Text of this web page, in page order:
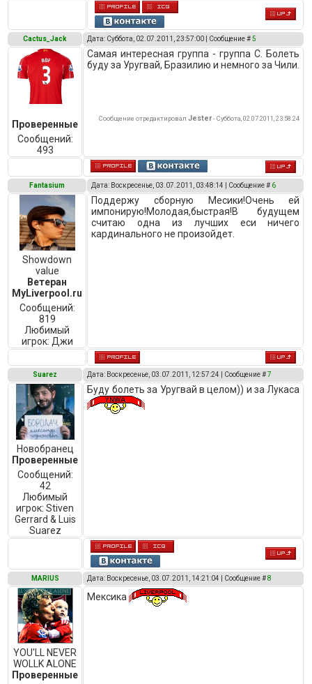
Cactus_Jack Дата: Суббота, 02.07.2011, 23:57:00 | Сообщение #5
Проверенные
Сообщений:
493
Самая интересная группа - группа C. Болеть
буду за Уругвай, Бразилию и немного за Чили.
Сообщение отредактировалJester-Суббота, 02.07.2011, 23:58:24
Fantasium Дата: Воскресенье, 03.07.2011, 03:48:14 | Сообщение # 6
Showdown
value
Ветеран
MyLiverpool.ru
Сообщений:
819
Любимый
игрок: Джи
Поддержу сборную Месики!Очень ей
импонирую!Молодая,быстрая!В будущем
считаю одна из лучших еси ничего
кардинального не произойдет.
Suarez Дата: Воскресенье, 03.07.2011, 12:57:24 | Сообщение #7
Новобранец
Проверенные
Сообщений:
42
Любимый
игрок:Stiven
Gerrard & Luis
Suarez
Буду болеть за Уругвай в целом)) и за Лукаса
MARIUS Дата: Воскресенье, 03.07.2011, 14:21:04 | Сообщение #8
YOU'LL NEVER
WOLLK ALONE
Проверенные
Мексика